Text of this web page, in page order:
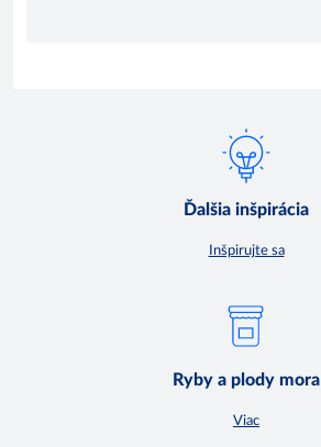
Ďalšia inšpirácia
Inšpirujte sa
Ryby a plody mora
Viac